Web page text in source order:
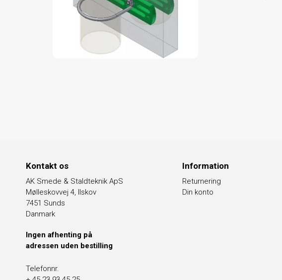
Kontakt os
AK Smede & Staldteknik ApS
Mølleskovvej 4, Ilskov
7451 Sunds
Danmark
Ingen afhenting på
adressen uden bestilling
Telefonnr.
Information
Returnering
Din konto